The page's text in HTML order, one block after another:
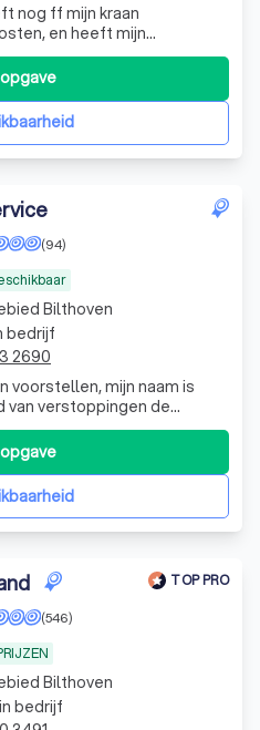
nog ff mijn kraan
en heeft mijn
binnen no time verholpen.
45 minuten op locatie. Zeker
(94)
van verstoppingen de
meer dan 10 jaar ervaring,
het altijd op
Bilthoven
bedrijf
2690
TOP PRO
(546)
Bilthoven
bedrijf